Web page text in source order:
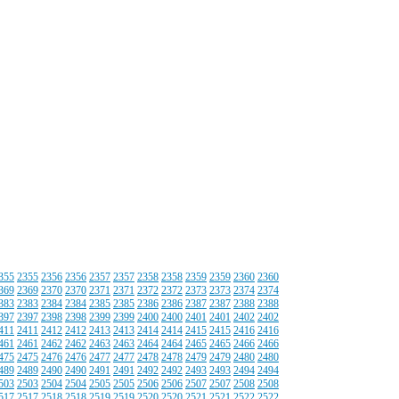
2355 2356 2356 2357 2357 2358 2358 2359 2359 2360 2360
2369 2370 2370 2371 2371 2372 2372 2373 2373 2374 2374
2383 2384 2384 2385 2385 2386 2386 2387 2387 2388 2388
2397 2398 2398 2399 2399 2400 2400 2401 2401 2402 2402
2411 2412 2412 2413 2413 2414 2414 2415 2415 2416 2416
2461 2462 2462 2463 2463 2464 2464 2465 2465 2466 2466
2475 2476 2476 2477 2477 2478 2478 2479 2479 2480 2480
2489 2490 2490 2491 2491 2492 2492 2493 2493 2494 2494
2503 2504 2504 2505 2505 2506 2506 2507 2507 2508 2508